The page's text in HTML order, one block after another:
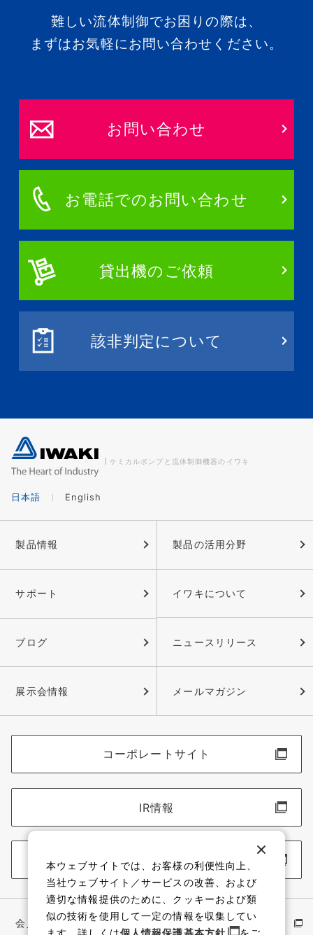
難しい流体制御でお困りの際は、
まずはお気軽にお問い合わせください。
お問い合わせ
お電話でのお問い合わせ
貸出機のご依頼
該非判定について
ケミカルポンプと流体制御機器のイワキ
日本語 English
製品情報 製品の活用分野
サポート イワキについて
ブログ ニュースリリース
展示会情報 メールマガジン
コーポレートサイト
IR情報
採用情報
会員サイト イワキ公式 YouTube
本ウェブサイトでは、お客様の利便性向上、
当社ウェブサイト／サービスの改善、および
適切な情報提供のために、クッキーおよび類
似の技術を使用して一定の情報を収集してい